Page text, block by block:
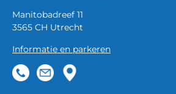
Manitobadreef 11
3565 CH Utrecht
Informatie en parkeren